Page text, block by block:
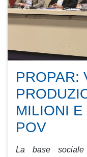
PROPAR:
MILIONI
POV
La base sociale